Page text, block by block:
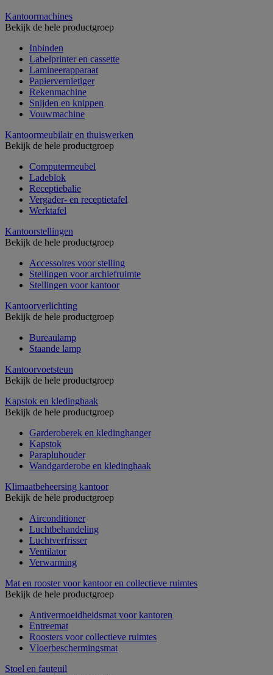
Kantoormachines
Bekijk de hele productgroep
Inbinden
Labelprinter en cassette
Lamineerapparaat
Papiervernietiger
Rekenmachine
Snijden en knippen
Vouwmachine
Kantoormeubilair en thuiswerken
Bekijk de hele productgroep
Computermeubel
Ladeblok
Receptiebalie
Vergader- en receptietafel
Werktafel
Kantoorstellingen
Bekijk de hele productgroep
Accessoires voor stelling
Stellingen voor archiefruimte
Stellingen voor kantoor
Kantoorverlichting
Bekijk de hele productgroep
Bureaulamp
Staande lamp
Kantoorvoetsteun
Bekijk de hele productgroep
Kapstok en kledinghaak
Bekijk de hele productgroep
Garderoberek en kledinghanger
Kapstok
Parapluhouder
Wandgarderobe en kledinghaak
Klimaatbeheersing kantoor
Bekijk de hele productgroep
Airconditioner
Luchtbehandeling
Luchtverfrisser
Ventilator
Verwarming
Mat en rooster voor kantoor en collectieve ruimtes
Bekijk de hele productgroep
Antivermoeidheidsmat voor kantoren
Entreemat
Roosters voor collectieve ruimtes
Vloerbeschermingsmat
Stoel en fauteuil